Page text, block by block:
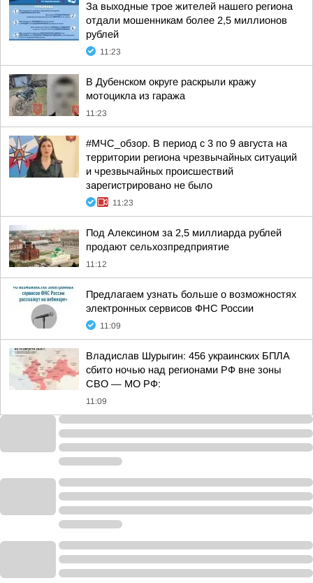
За выходные трое жителей нашего региона
отдали мошенникам более 2,5 миллионов
рублей
11:23
В Дубенском округе раскрыли кражу
мотоцикла из гаража
11:23
#МЧС_обзор. В период с 3 по 9 августа на
территории региона чрезвычайных ситуаций
и чрезвычайных происшествий
зарегистрировано не было
11:23
Под Алексином за 2,5 миллиарда рублей
продают сельхозпредприятие
11:12
Предлагаем узнать больше о возможностях
электронных сервисов ФНС России
11:09
Владислав Шурыгин: 456 украинских БПЛА
сбито ночью над регионами РФ вне зоны
СВО — МО РФ:
11:09